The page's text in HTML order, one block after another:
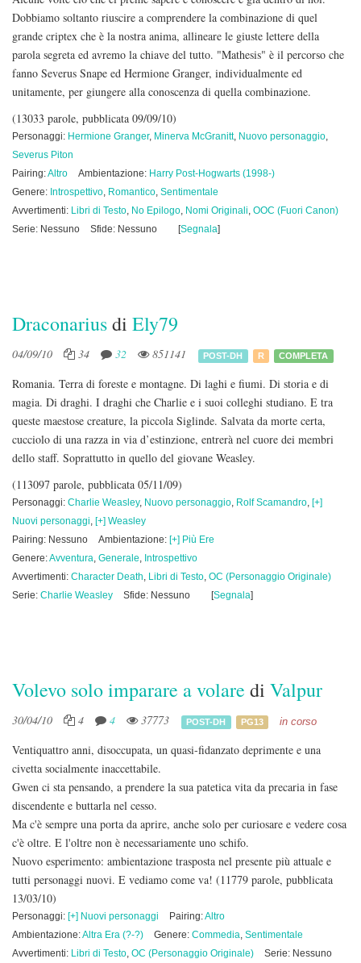
Dobbiamo soltanto riuscire a comprendere la combinazione di quel
grande criptex che è la nostra anima, allineare le giuste lettere della
parola segreta ed avremo la chiave del tutto. "Mathesis" è il percorso che
fanno Severus Snape ed Hermione Granger, individualmente ed
unitamente, per giungere alla conoscenza di quella combinazione.
(13033 parole, pubblicata 09/09/10)
Personaggi: Hermione Granger, Minerva McGranitt, Nuovo personaggio,
Severus Piton
Pairing:Altro Ambientazione: Harry Post-Hogwarts (1998-)
Genere: Introspettivo, Romantico, Sentimentale
Avvertimenti: Libri di Testo, No Epilogo, Nomi Originali, OOC (Fuori Canon)
Serie: Nessuno
Sfide: Nessuno [Segnala]
Draconariusdi Ely79
04/09/10 34 32 851141 POST-DH R COMPLETA
Romania. Terra di foreste e montagne. Di laghi e fiumi. Di storia e di
magia. Di draghi. I draghi che Charlie e i suoi colleghi studiano. E tra
queste maestose creature, la piccola Siglinde. Salvata da morte certa,
cucciolo di una razza in via d’estinzione, entrerà nel cuore dei membri
dello staff. Soprattutto in quello del giovane Weasley.
(113097 parole, pubblicata 05/11/09)
Personaggi: Charlie Weasley, Nuovo personaggio, Rolf Scamandro, [+]
Nuovi personaggi, [+] Weasley
Pairing: Nessuno
Ambientazione: [+] Più Ere
Genere:Avventura, Generale, Introspettivo
Avvertimenti: Character Death, Libri di Testo, OC (Personaggio Originale)
Serie: Charlie Weasley Sfide: Nessuno [Segnala]
Volevo solo imparare a volare di Valpur
30/04/10 4 4 37773 POST-DH PG13 in corso
Ventiquattro anni, disoccupata, un quasi-fidanzato deprimente e una
civetta socialmente inaccettabile.
Gwen ci sta pensando, a prendere la sua patetica vita da precaria in fase
discendente e buttarla nel cesso.
Ma c'è sempre una porta da aprire, anche solo per curiosare e vedere cosa
c'è oltre. E l'oltre non è necessariamente uno schifo.
Nuovo esperimento: ambientazione trasposta nel presente più attuale e
tutti personaggi nuovi. E vediamo come va! (11779 parole, pubblicata
13/03/10)
Personaggi: [+] Nuovi personaggi Pairing:Altro
Ambientazione:Altra Era (?-?) Genere: Commedia, Sentimentale
Avvertimenti: Libri di Testo, OC (Personaggio Originale)
Serie: Nessuno